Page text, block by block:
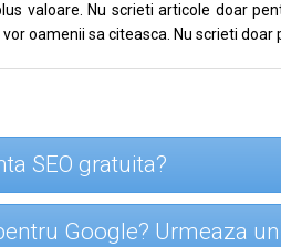
valoare. Nu scrieti articole doar
oamenii sa citeasca. Nu scrieti doar
SEO gratuita?
Google? Urmeaza un